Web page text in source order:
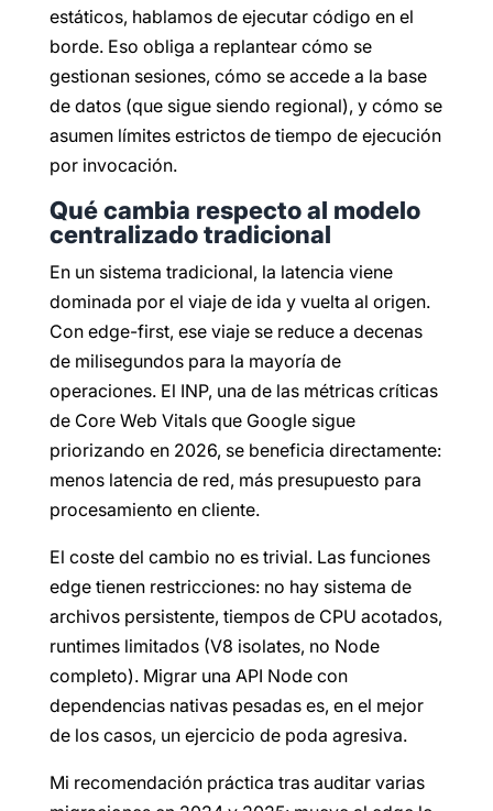
estáticos, hablamos de ejecutar código en el
borde. Eso obliga a replantear cómo se
gestionan sesiones, cómo se accede a la base
de datos (que sigue siendo regional), y cómo se
asumen límites estrictos de tiempo de ejecución
por invocación.
Qué cambia respecto al modelo
centralizado tradicional
En un sistema tradicional, la latencia viene
dominada por el viaje de ida y vuelta al origen.
Con edge-first, ese viaje se reduce a decenas
de milisegundos para la mayoría de
operaciones. El INP, una de las métricas críticas
de Core Web Vitals que Google sigue
priorizando en 2026, se beneficia directamente:
menos latencia de red, más presupuesto para
procesamiento en cliente.
El coste del cambio no es trivial. Las funciones
edge tienen restricciones: no hay sistema de
archivos persistente, tiempos de CPU acotados,
runtimes limitados (V8 isolates, no Node
completo). Migrar una API Node con
dependencias nativas pesadas es, en el mejor
de los casos, un ejercicio de poda agresiva.
Mi recomendación práctica tras auditar varias